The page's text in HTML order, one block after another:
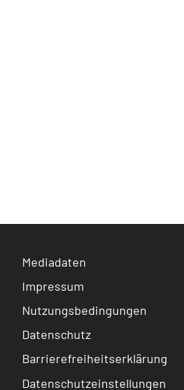
Mediadaten
Impressum
Nutzungsbedingungen
Datenschutz
Barrierefreiheitserklärung
Datenschutzeinstellungen